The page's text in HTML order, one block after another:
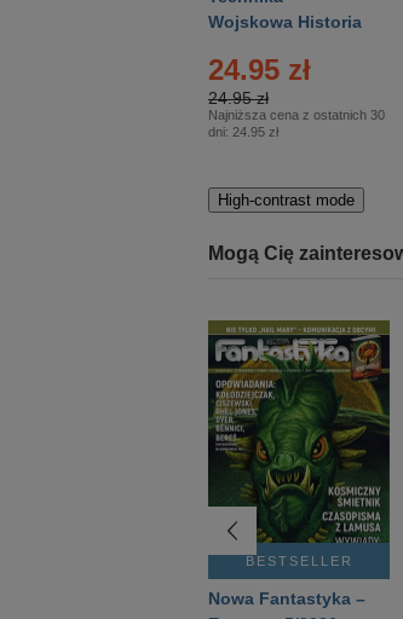
Wojskowa Historia
24.95 zł
24.95 zł
Najniższa cena z ostatnich 30
dni: 24.95 zł
High-contrast mode
Mogą Cię
BESTSELLER
Nowa Fantastyka –